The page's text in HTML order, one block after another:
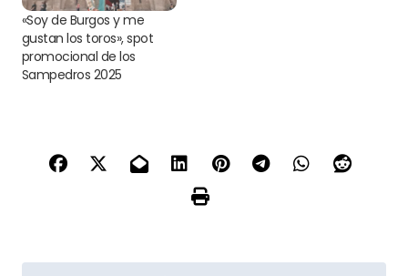
noviembre en el Hemiciclo
Raúl Porras Barrenechea,
no solo…
«Soy de Burgos y me
gustan los toros», spot
promocional de los
Sampedros 2025